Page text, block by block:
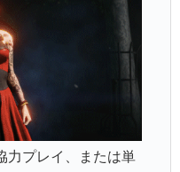
力プレイ、または単